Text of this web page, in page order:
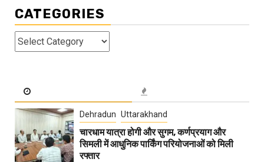
CATEGORIES
Categories
Dehradun Uttarakhand
चारधाम यात्रा होगी और सुगम, कर्णप्रयाग और
सिमली में आधुनिक पार्किंग परियोजनाओं को मिली
रफ्तार